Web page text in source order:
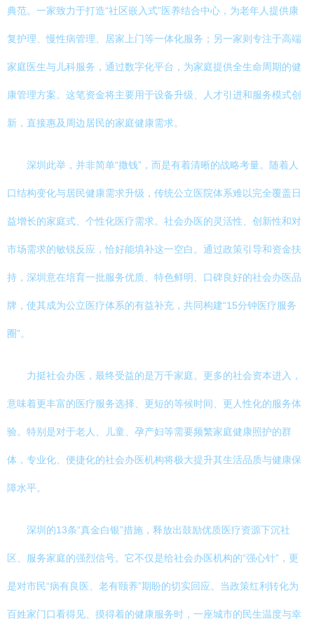
典范。一家致力于打造“社区嵌入式”医养结合中心，为老年人提供康
复护理、慢性病管理、居家上门等一体化服务；另一家则专注于高端
家庭医生与儿科服务，通过数字化平台，为家庭提供全生命周期的健
康管理方案。这笔资金将主要用于设备升级、人才引进和服务模式创
新，直接惠及周边居民的家庭健康需求。
深圳此举，并非简单“撒钱”，而是有着清晰的战略考量。随着人
口结构变化与居民健康需求升级，传统公立医院体系难以完全覆盖日
益增长的家庭式、个性化医疗需求。社会办医的灵活性、创新性和对
市场需求的敏锐反应，恰好能填补这一空白。通过政策引导和资金扶
持，深圳意在培育一批服务优质、特色鲜明、口碑良好的社会办医品
牌，使其成为公立医疗体系的有益补充，共同构建“15分钟医疗服务
圈”。
力挺社会办医，最终受益的是万千家庭。更多的社会资本进入，
意味着更丰富的医疗服务选择、更短的等候时间、更人性化的服务体
验。特别是对于老人、儿童、孕产妇等需要频繁家庭健康照护的群
体，专业化、便捷化的社会办医机构将极大提升其生活品质与健康保
障水平。
深圳的13条“真金白银”措施，释放出鼓励优质医疗资源下沉社
区、服务家庭的强烈信号。它不仅是给社会办医机构的“强心针”，更
是对市民“病有良医、老有颐养”期盼的切实回应。当政策红利转化为
百姓家门口看得见、摸得着的健康服务时，一座城市的民生温度与幸